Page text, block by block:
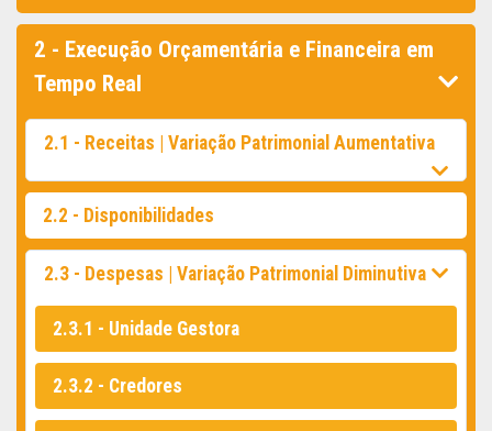
2 - Execução Orçamentária e Financeira em
Tempo Real
2.1 - Receitas | Variação Patrimonial Aumentativa
2.2 - Disponibilidades
2.3 - Despesas | Variação Patrimonial Diminutiva
2.3.1 - Unidade Gestora
2.3.2 - Credores